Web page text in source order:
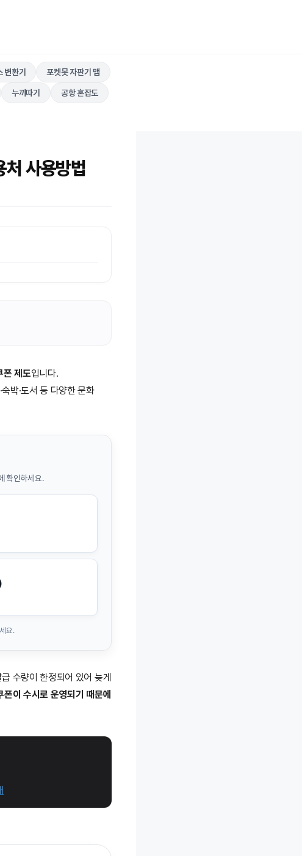
변환기 포켓못 자판기 맵
누끼따기 공항 혼잡도
사용방법
폰 제도입니다.
박·도서 등 다양한 문화
확인하세요.
요.
수량이 한정되어 있어 늦게
이 수시로 운영되기 때문에